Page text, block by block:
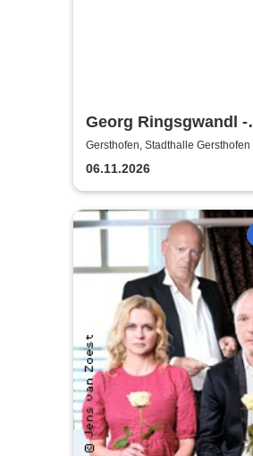
Georg Ringsgwandl -
Schawumm!
Gersthofen, Stadthalle Gersthofen
06.11.2026